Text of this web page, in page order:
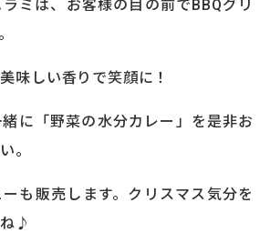
ミは、お客様の目の前でBBQグリ
味しい香りで笑顔に！
に「野菜の水分カレー」を是非お
。
も販売します。クリスマス気分を
♪